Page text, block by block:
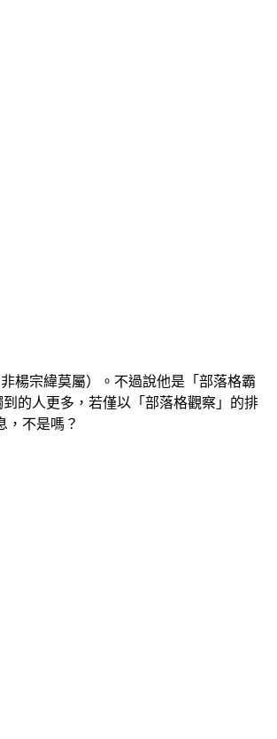
楊宗緯莫屬）。不過說他是「部落格霸
的人更多，若僅以「部落格觀察」的排
，不是嗎？